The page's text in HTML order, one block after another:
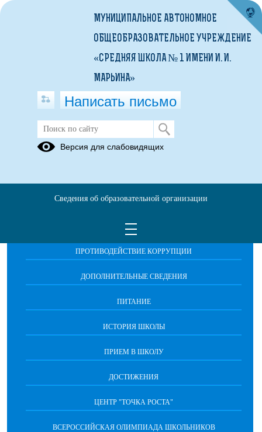
Расписание
ОБРАЩЕНИЯ ГРАЖДАН
ПРОТИВОДЕЙСТВИЕ КОРРУПЦИИ
ДОПОЛНИТЕЛЬНЫЕ СВЕДЕНИЯ
ПИТАНИЕ
ИСТОРИЯ ШКОЛЫ
ПРИЕМ В ШКОЛУ
ДОСТИЖЕНИЯ
ЦЕНТР "ТОЧКА РОСТА"
ВСЕРОССИЙСКАЯ ОЛИМПИАДА ШКОЛЬНИКОВ
МУНИЦИПАЛЬНОЕ АВТОНОМНОЕ
ОБЩЕОБРАЗОВАТЕЛЬНОЕ УЧРЕЖДЕНИЕ
«СРЕДНЯЯ ШКОЛА № 1 ИМЕНИ И. И.
МАРЬИНА»
Написать письмо
Версия для слабовидящих
Сведения об образовательной организации